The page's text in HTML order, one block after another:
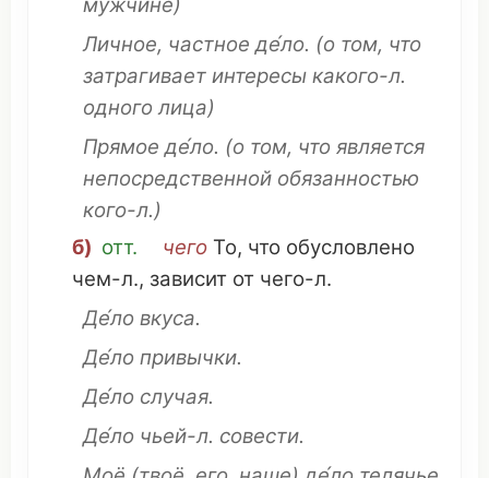
Личное, частное де́ло. (о том, что
затрагивает интересы какого-л.
одного лица)
Прямое де́ло. (о том, что является
непосредственной обязанностью
кого-л.)
б) отт. чего То, что обусловлено
чем-л., зависит от чего-л.
Де́ло вкуса.
Де́ло привычки.
Де́ло случая.
Де́ло чьей-л. совести.